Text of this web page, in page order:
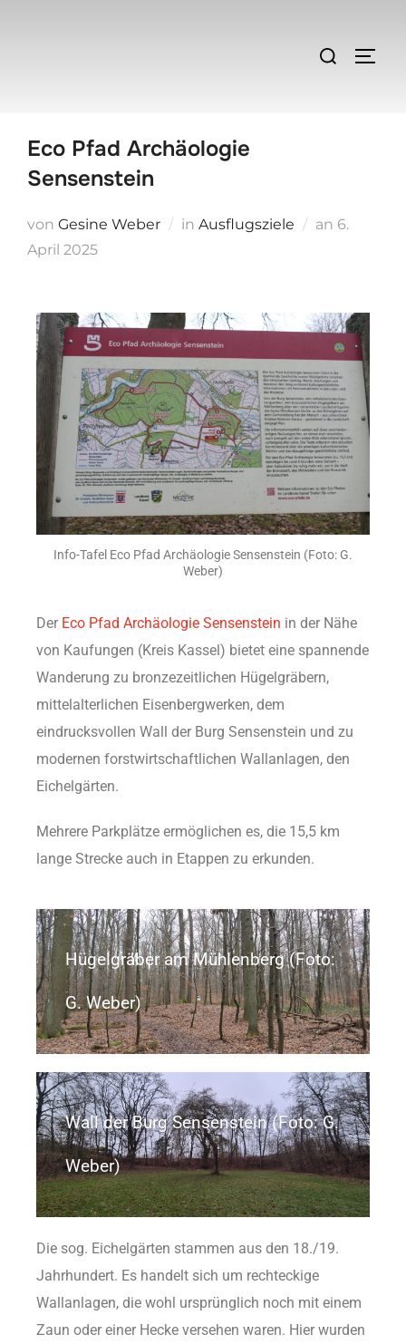
Eco Pfad Archäologie
Sensenstein
von Gesine Weber in Ausflugsziele an 6.
April 2025
Info-Tafel Eco Pfad Archäologie Sensenstein (Foto: G.
Weber)
Der Eco Pfad Archäologie Sensenstein in der Nähe
von Kaufungen (Kreis Kassel) bietet eine spannende
Wanderung zu bronzezeitlichen Hügelgräbern,
mittelalterlichen Eisenbergwerken, dem
eindrucksvollen Wall der Burg Sensenstein und zu
modernen forstwirtschaftlichen Wallanlagen, den
Eichelgärten.
Mehrere Parkplätze ermöglichen es, die 15,5 km
lange Strecke auch in Etappen zu erkunden.
Hügelgräber am Mühlenberg (Foto:
G. Weber)
Wall der Burg Sensenstein (Foto: G.
Weber)
Die sog. Eichelgärten stammen aus den 18./19.
Jahrhundert. Es handelt sich um rechteckige
Wallanlagen, die wohl ursprünglich noch mit einem
Zaun oder einer Hecke versehen waren. Hier wurden